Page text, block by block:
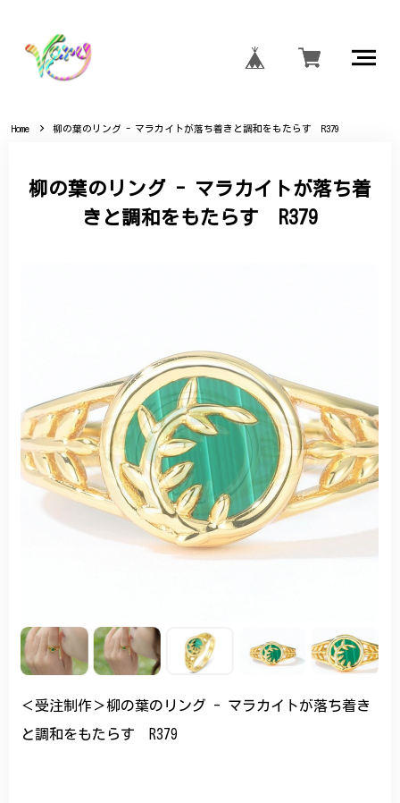
Home 柳の葉のリング - マラカイトが落ち着きと調和をもたらす R379
柳の葉のリング - マラカイトが落ち着
きと調和をもたらす R379
＜受注制作＞柳の葉のリング - マラカイトが落ち着き
と調和をもたらす R379